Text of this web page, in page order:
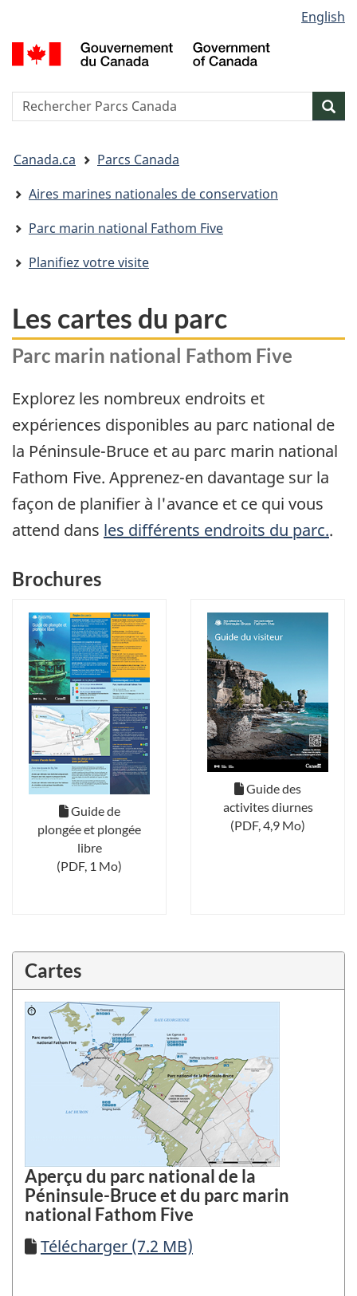
au
contenu
« Au
du
la
HTML
de
la
langue
English
Reserche
êtes
ici&nbsp;:
Canada.ca
Parcs Canada
Aires marines nationales de conservation
Parc marin national Fathom Five
Planifiez votre visite
Les cartes du parc
Parc marin national Fathom Five
Explorez les nombreux endroits et
expériences disponibles au parc national de
la Péninsule-Bruce et au parc marin national
Fathom Five. Apprenez-en davantage sur la
façon de planifier à l'avance et ce qui vous
attend dans les différents endroits du parc..
Brochures
Download PDF
Download
PDF
Guide de
plongée et plongée
libre
(PDF, 1 Mo)
Download PDF
Download
PDF
Guide des
activites diurnes
(PDF, 4,9 Mo)
Cartes
Aperçu du parc national de la
Péninsule-Bruce et du parc marin
national Fathom Five
Télécharger
Télécharger (7.2 MB)